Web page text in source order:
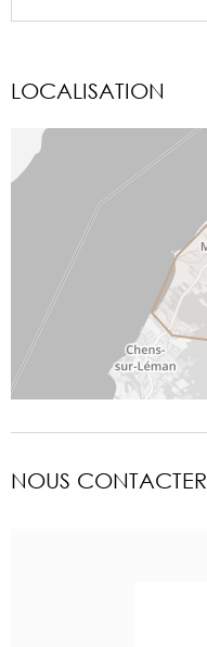
LOCALISATION
NOUS CONTACTER